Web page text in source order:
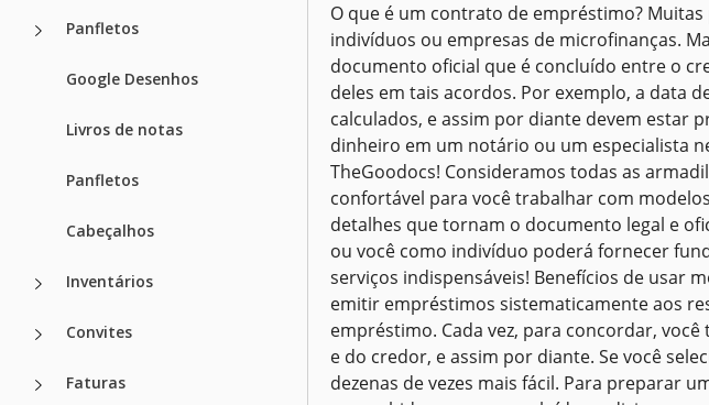
Panfletos
Google Desenhos
Livros de notas
Panfletos
Cabeçalhos
Inventários
Convites
Faturas
O que é um contrato de empréstimo?
indivíduos ou empresas de microfinanças.
documento oficial que é concluído entre o
deles em tais acordos. Por exemplo, a data
calculados, e assim por diante devem estar
dinheiro em um notário ou um especialista
TheGoodocs! Consideramos todas as
confortável para você trabalhar com
detalhes que tornam o documento legal e
ou você como indivíduo poderá fornecer
serviços indispensáveis! Benefícios de usar
emitir empréstimos sistematicamente aos
empréstimo. Cada vez, para concordar,
e do credor, e assim por diante. Se você
dezenas de vezes mais fácil. Para preparar